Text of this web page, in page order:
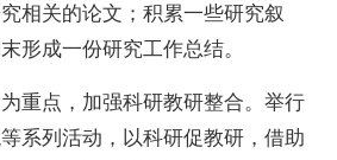
相关的论文；积累一些研究叙
形成一份研究工作总结。
重点，加强科研教研整合。举行
系列活动，以科研促教研，借助